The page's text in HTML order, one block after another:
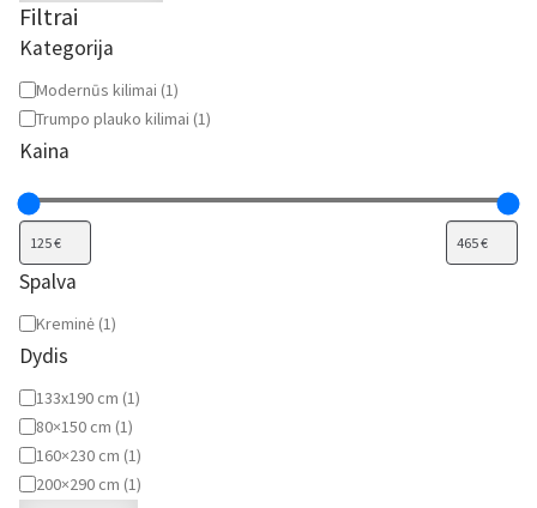
Apie mus
Paskyra
Filtrai
Kategorija
Kategorija
Modernūs kilimai (1)
Trumpo plauko kilimai (1)
Kaina
Spalva
Spalva
Kreminė (1)
Dydis
Dydis
133x190 cm (1)
80×150 cm (1)
160×230 cm (1)
200×290 cm (1)